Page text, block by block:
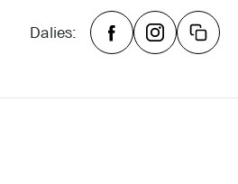
Dalies: